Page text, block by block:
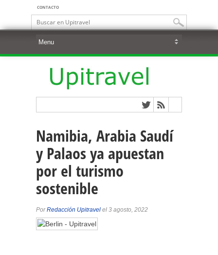
CONTACTO
Namibia, Arabia Saudí
y Palaos ya apuestan
por el turismo
sostenible
PorRedacción Upitravel el 3 agosto, 2022